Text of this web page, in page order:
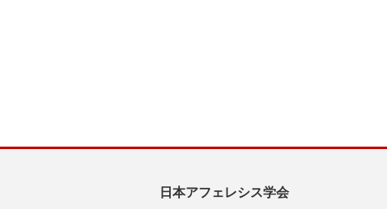
日本アフェレシス学会